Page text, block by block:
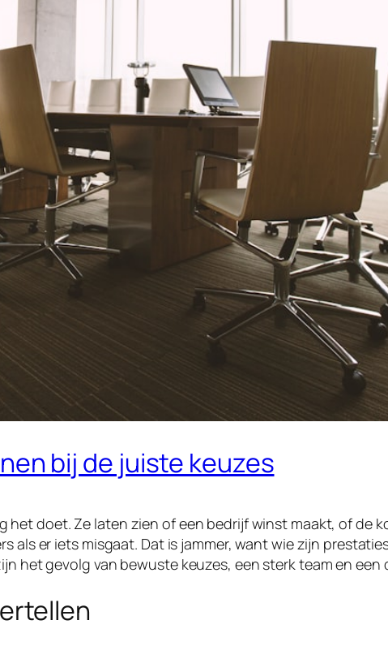
bij de juiste keuzes
het doet. Ze laten zien of een bedrijf winst maakt, of de
als er iets misgaat. Dat is jammer, want wie zijn
het gevolg van bewuste keuzes, een sterk team en een